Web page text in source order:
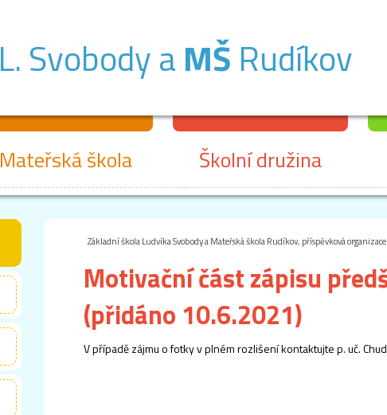
L. Svobody aMŠ Rudíkov
Mateřská škola Školní družina
Základní škola Ludvíka Svobody a Mateřská škola Rudíkov, příspěvková organizace
Motivační část zápisu
(přidáno 10.6.2021)
V případě zájmu o fotky v plném rozlišení kontaktujte p. uč.